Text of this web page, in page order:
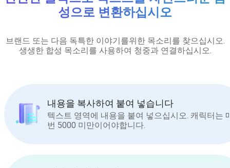
성으로 변환하십시오
브랜드 또는 다음 독특한 이야기를위한 목소리를 찾으십시오.
생생한 합성 목소리를 사용하여 청중과 연결하십시오.
내용을 복사하여 붙여 넣습니다
텍스트 영역에 내용을 붙여 넣으십시오. 캐릭터는
번 5000 미만이어야합니다.